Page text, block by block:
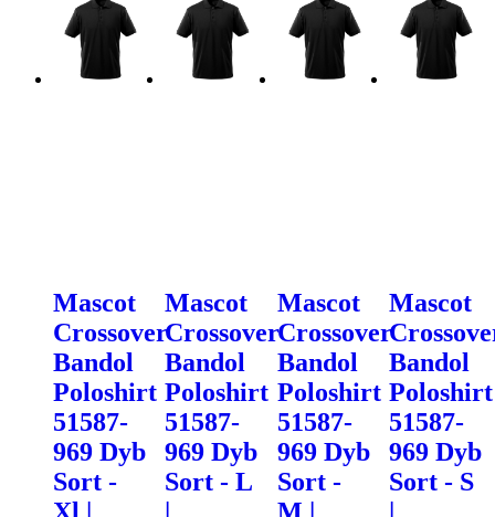
Mascot
Crossover
Bandol
Poloshirt
51587-
969 Dyb
Sort -
Xl |
Mascot
Crossover
Bandol
Poloshirt
51587-
969 Dyb
Sort - L
|
Mascot
Crossover
Bandol
Poloshirt
51587-
969 Dyb
Sort -
M |
Mascot
Bandol
Poloshirt
51587-
969 Dyb
Sort - S
|